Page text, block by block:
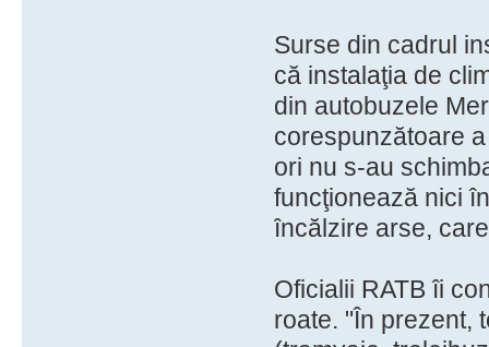
Surse din cadrul
că instalaţia de
din autobuzele
corespunzătoare
ori nu s-au
funcţionează nici
încălzire arse,
Oficialii RATB îi
roate. "În prezent,